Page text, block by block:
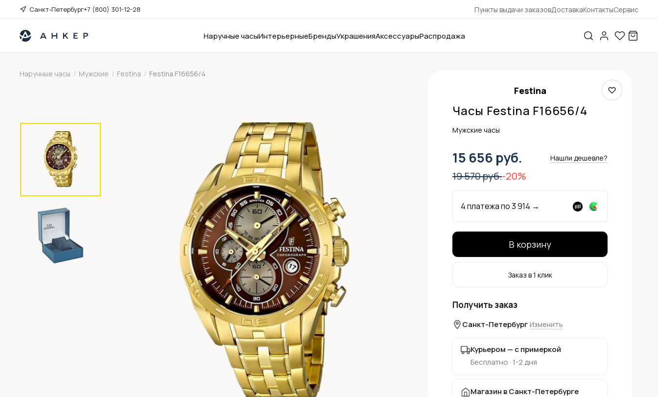
Санкт-Петербург+7 (800) 301-12-28 Пункты выдачи заказовДоставкаКонтактыСервис
Наручные часыИнтерьерныеБрендыУкрашенияАксессуарыРаспродажа
Наручные часы / Мужские / Festina / Festina F16656/4
Festina
Часы Festina F16656/4
Мужские часы
15 656 руб. Нашли дешевле?
19 570 руб.-20%
4 платежа по3 914 →
В корзину
Заказ в 1 клик
Получить заказ
Санкт-Петербург Изменить
Курьером — с примеркой
Бесплатно · 1-2 дня
Магазин в Санкт-Петербурге